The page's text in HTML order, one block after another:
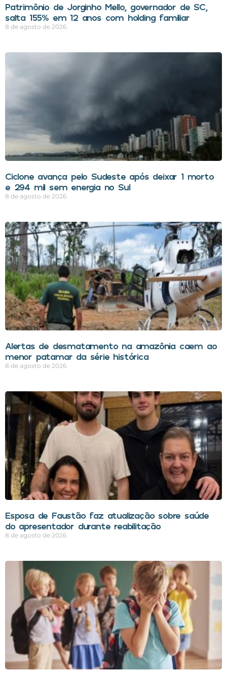
Patrimônio de Jorginho Mello, governador de SC,
salta 155% em 12 anos com holding familiar
8 de agosto de 2026
Ciclone avança pelo Sudeste após deixar 1 morto
e 294 mil sem energia no Sul
8 de agosto de 2026
Alertas de desmatamento na amazônia caem ao
menor patamar da série histórica
8 de agosto de 2026
Esposa de Faustão faz atualização sobre saúde
do apresentador durante reabilitação
8 de agosto de 2026